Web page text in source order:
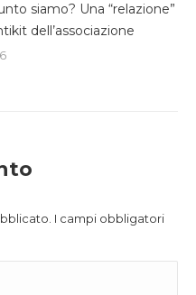
siamo? Una “relazione”
dell’associazione
I campi obbligatori